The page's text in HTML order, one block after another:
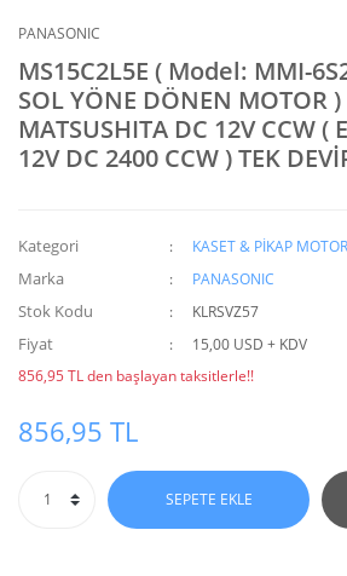
PANASONIC
MS15C2L5E ( Model: MMI-
SOL YÖNE DÖNEN MOTOR
MATSUSHITA DC 12V CCW (
12V DC 2400 CCW ) TEK
Kategori KASET & PİKAP
Marka PANASONIC
Stok Kodu KLRSVZ57
Fiyat
15,00 USD + KDV
856,95 TL den başlayan taksitlerle!!
856,95 TL
SEPETE EKLE